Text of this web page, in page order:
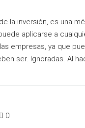
la inversión, es una
aplicarse a
empresas, ya que
ser. Ignoradas. Al
0